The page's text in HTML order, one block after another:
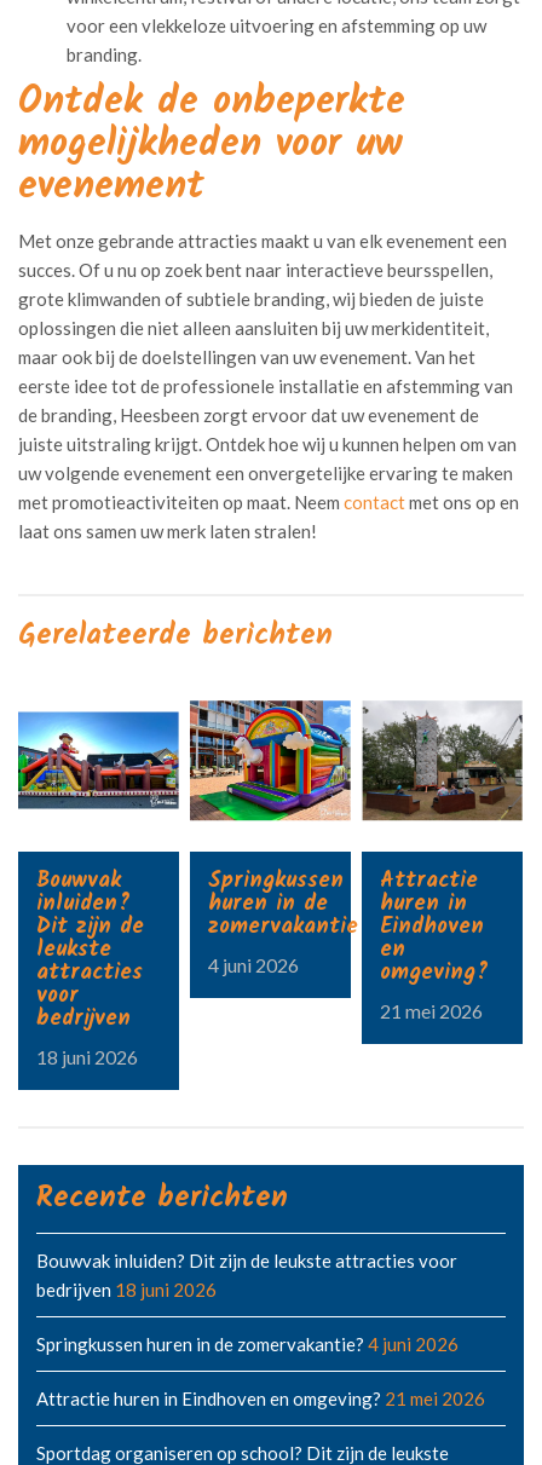
voor een vlekkeloze uitvoering en afstemming op uw
branding.
Ontdek de onbeperkte
mogelijkheden voor uw
evenement
Met onze gebrande attracties maakt u van elk evenement een
succes. Of u nu op zoek bent naar interactieve beursspellen,
grote klimwanden of subtiele branding, wij bieden de juiste
oplossingen die niet alleen aansluiten bij uw merkidentiteit,
maar ook bij de doelstellingen van uw evenement. Van het
eerste idee tot de professionele installatie en afstemming van
de branding, Heesbeen zorgt ervoor dat uw evenement de
juiste uitstraling krijgt. Ontdek hoe wij u kunnen helpen om van
uw volgende evenement een onvergetelijke ervaring te maken
met promotieactiviteiten op maat. Neem contactmet ons op en
laat ons samen uw merk laten stralen!
Gerelateerde berichten
Bouwvak
inluiden?
Dit zijn de
leukste
attracties
voor
bedrijven
18 juni 2026
Springkussen
huren in de
zomervakantie?
4 juni 2026
Attractie
huren in
Eindhoven
en
omgeving?
21 mei 2026
Recente berichten
Bouwvak inluiden? Dit zijn de leukste attracties voor
bedrijven 18 juni 2026
Springkussen huren in de zomervakantie? 4 juni 2026
Attractie huren in Eindhoven en omgeving? 21 mei 2026
Sportdag organiseren op school? Dit zijn de leukste